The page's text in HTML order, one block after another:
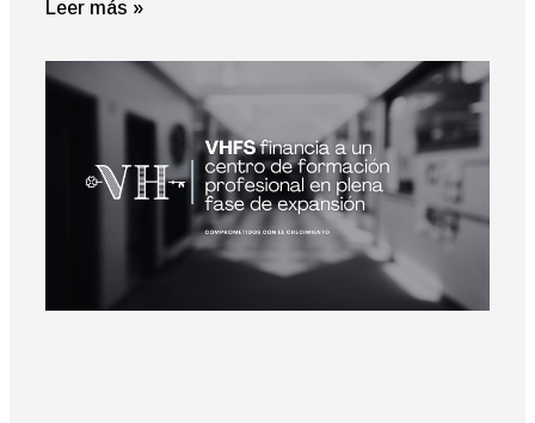
Leer más »